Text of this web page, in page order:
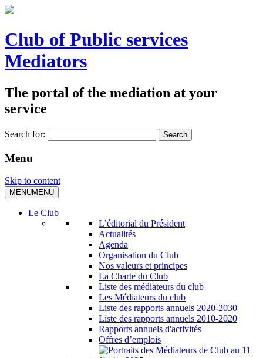
Club of Public services
Mediators
The portal of the mediation at your
service
Search for:
Menu
Skip to content
MENUMENU
Le Club
L’éditorial du Président
Actualités
Agenda
Organisation du Club
Nos valeurs et principes
La Charte du Club
Liste des médiateurs du club
Les Médiateurs du club
Liste des rapports annuels 2020-2030
Liste des rapports annuels 2010-2020
Rapports annuels d'activités
Offres d’emplois